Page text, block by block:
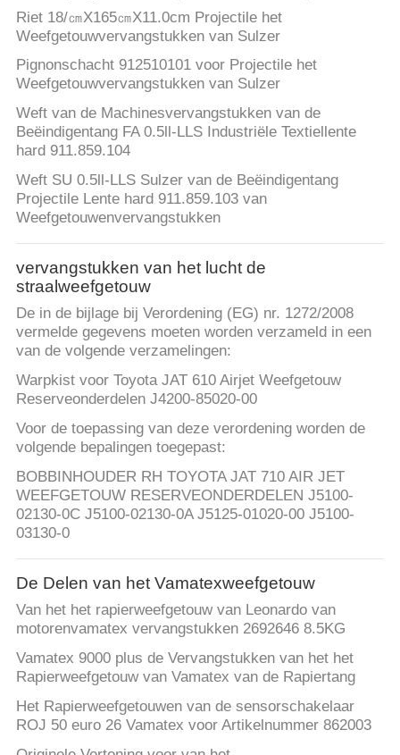
Riet 18/㎝X165㎝X11.0cm Projectile het
Weefgetouwvervangstukken van Sulzer
Pignonschacht 912510101 voor Projectile het
Weefgetouwvervangstukken van Sulzer
Weft van de Machinesvervangstukken van de
Beëindigentang FA 0.5ll-LLS Industriële Textiellente
hard 911.859.104
Weft SU 0.5ll-LLS Sulzer van de Beëindigentang
Projectile Lente hard 911.859.103 van
Weefgetouwenvervangstukken
vervangstukken van het lucht de
straalweefgetouw
De in de bijlage bij Verordening (EG) nr. 1272/2008
vermelde gegevens moeten worden verzameld in een
van de volgende verzamelingen:
Warpkist voor Toyota JAT 610 Airjet Weefgetouw
Reserveonderdelen J4200-85020-00
Voor de toepassing van deze verordening worden de
volgende bepalingen toegepast:
BOBBINHOUDER RH TOYOTA JAT 710 AIR JET
WEEFGETOUW RESERVEONDERDELEN J5100-
02130-0C J5100-02130-0A J5125-01020-00 J5100-
03130-0
De Delen van het Vamatexweefgetouw
Van het het rapierweefgetouw van Leonardo van
motorenvamatex vervangstukken 2692646 8.5KG
Vamatex 9000 plus de Vervangstukken van het het
Rapierweefgetouw van Vamatex van de Rapiertang
Het Rapierweefgetouwen van de sensorschakelaar
ROJ 50 euro 26 Vamatex voor Artikelnummer 862003